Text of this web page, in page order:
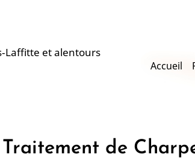
et alentours
Main
Accueil
Traitement de